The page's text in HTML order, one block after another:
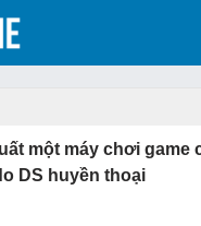
một máy chơi game
DS huyền thoại